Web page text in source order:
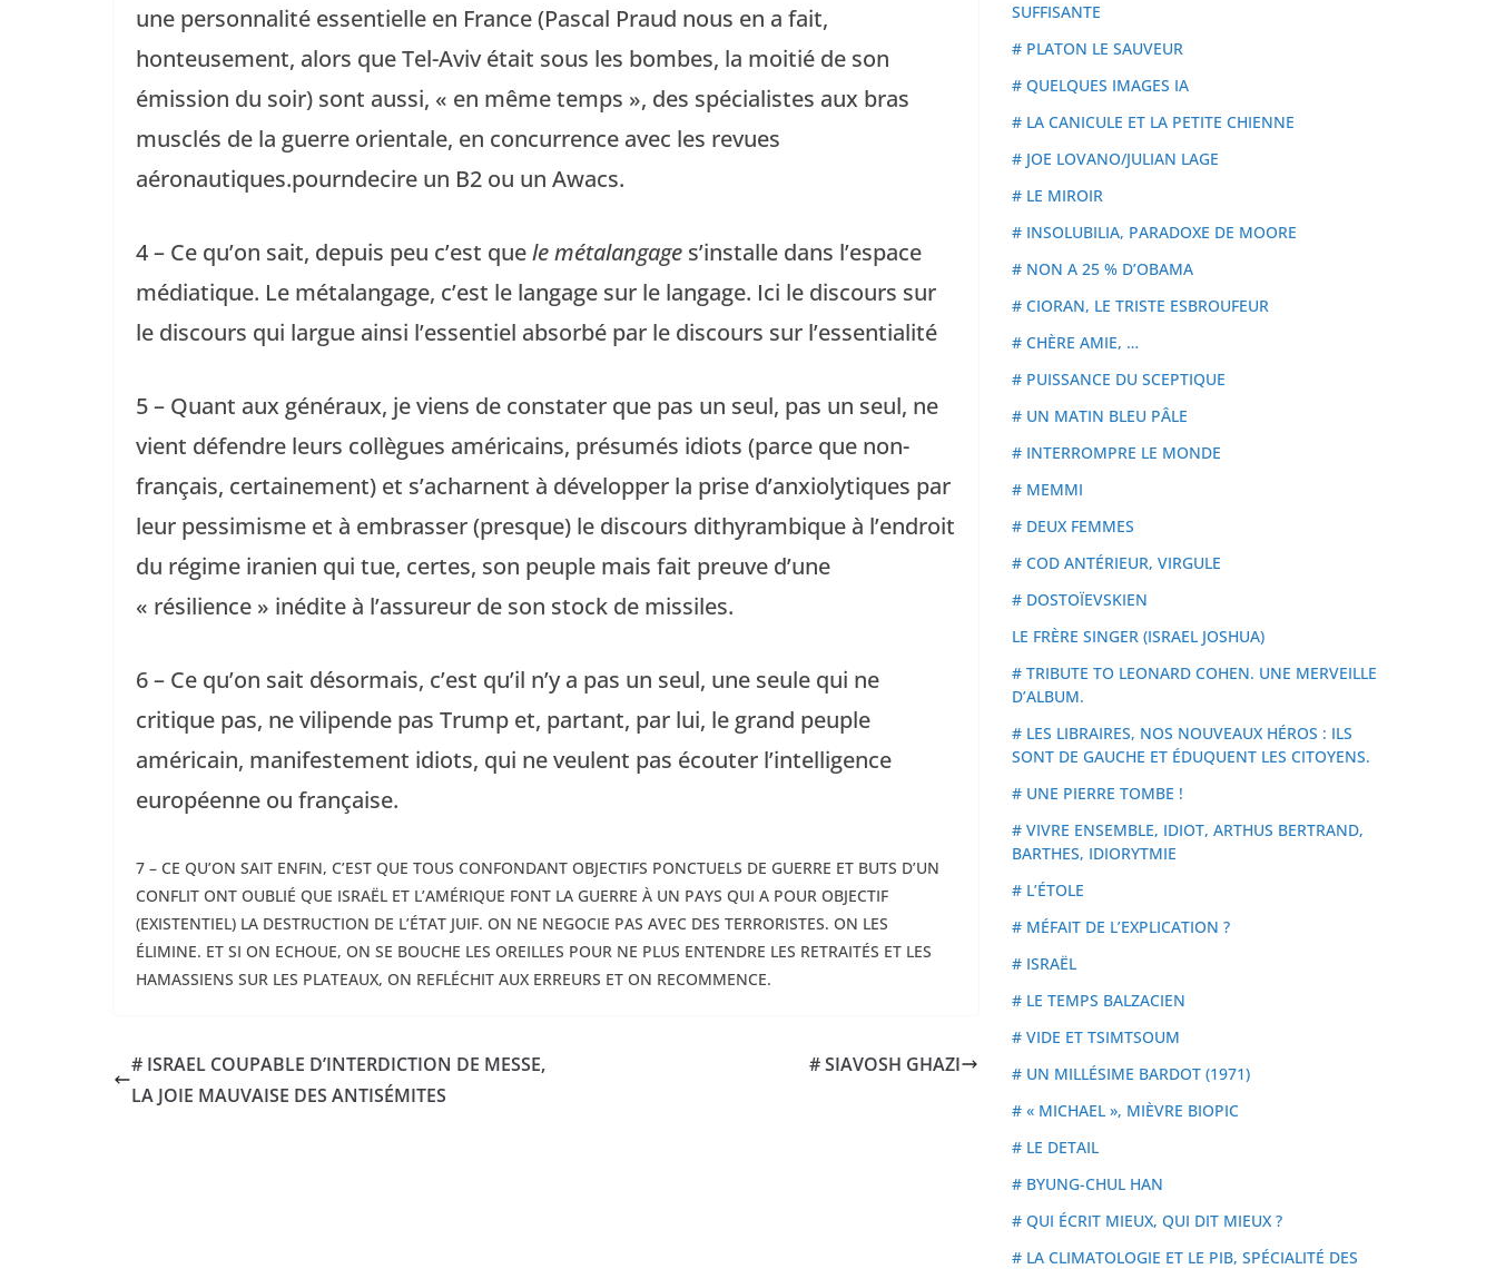
une personnalité essentielle en France (Pascal Praud nous en a fait,
honteusement, alors que Tel-Aviv était sous les bombes, la moitié de son
émission du soir) sont aussi, « en même temps », des spécialistes aux bras
musclés de la guerre orientale, en concurrence avec les revues
aéronautiques.pourndecire un B2 ou un Awacs.
4 – Ce qu’on sait, depuis peu c’est quele métalangage s’installe dans l’espace
médiatique. Le métalangage, c’est le langage sur le langage. Ici le discours sur
le discours qui largue ainsi l’essentiel absorbé par le discours sur l’essentialité
5 – Quant aux généraux, je viens de constater que pas un seul, pas un seul, ne
vient défendre leurs collègues américains, présumés idiots (parce que non-
français, certainement) et s’acharnent à développer la prise d’anxiolytiques par
leur pessimisme et à embrasser (presque) le discours dithyrambique à l’endroit
du régime iranien qui tue, certes, son peuple mais fait preuve d’une
« résilience » inédite à l’assureur de son stock de missiles.
6 – Ce qu’on sait désormais, c’est qu’il n’y a pas un seul, une seule qui ne
critique pas, ne vilipende pas Trump et, partant, par lui, le grand peuple
américain, manifestement idiots, qui ne veulent pas écouter l’intelligence
européenne ou française.
7 – CE QU’ON SAIT ENFIN, C’EST QUE TOUS CONFONDANT OBJECTIFS PONCTUELS DE GUERRE ET BUTS D’UN
CONFLIT ONT OUBLIÉ QUE ISRAËL ET L’AMÉRIQUE FONT LA GUERRE À UN PAYS QUI A POUR OBJECTIF
(EXISTENTIEL) LA DESTRUCTION DE L’ÉTAT JUIF. ON NE NEGOCIE PAS AVEC DES TERRORISTES. ON LES
ÉLIMINE. ET SI ON ECHOUE, ON SE BOUCHE LES OREILLES POUR NE PLUS ENTENDRE LES RETRAITÉS ET LES
HAMASSIENS SUR LES PLATEAUX, ON REFLÉCHIT AUX ERREURS ET ON RECOMMENCE.
# ISRAEL COUPABLE D’INTERDICTION DE MESSE,
LA JOIE MAUVAISE DES ANTISÉMITES
# SIAVOSH GHAZI
SUFFISANTE
# PLATON LE SAUVEUR
# QUELQUES IMAGES IA
# LA CANICULE ET LA PETITE CHIENNE
# JOE LOVANO/JULIAN LAGE
# LE MIROIR
# INSOLUBILIA, PARADOXE DE MOORE
# NON A 25 % D’OBAMA
# CIORAN, LE TRISTE ESBROUFEUR
# CHÈRE AMIE, …
# PUISSANCE DU SCEPTIQUE
# UN MATIN BLEU PÂLE
# INTERROMPRE LE MONDE
# MEMMI
# DEUX FEMMES
# COD ANTÉRIEUR, VIRGULE
# DOSTOÏEVSKIEN
LE FRÈRE SINGER (ISRAEL JOSHUA)
# TRIBUTE TO LEONARD COHEN. UNE MERVEILLE
D’ALBUM.
# LES LIBRAIRES, NOS NOUVEAUX HÉROS : ILS
SONT DE GAUCHE ET ÉDUQUENT LES CITOYENS.
# UNE PIERRE TOMBE !
# VIVRE ENSEMBLE, IDIOT, ARTHUS BERTRAND,
BARTHES, IDIORYTMIE
# L’ÉTOLE
# MÉFAIT DE L’EXPLICATION ?
# ISRAËL
# LE TEMPS BALZACIEN
# VIDE ET TSIMTSOUM
# UN MILLÉSIME BARDOT (1971)
# « MICHAEL », MIÈVRE BIOPIC
# LE DETAIL
# BYUNG-CHUL HAN
# QUI ÉCRIT MIEUX, QUI DIT MIEUX ?
# LA CLIMATOLOGIE ET LE PIB, SPÉCIALITÉ DES